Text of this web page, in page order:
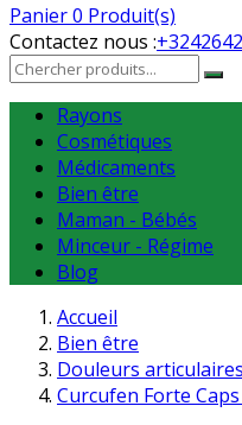
Panier0 Produit(s)
Contactez nous :
Rayons
Cosmétiques
Médicaments
Bien être
Maman - Bébés
Minceur - Régime
Blog
Accueil
Bien être
Douleurs
Curcufen Forte